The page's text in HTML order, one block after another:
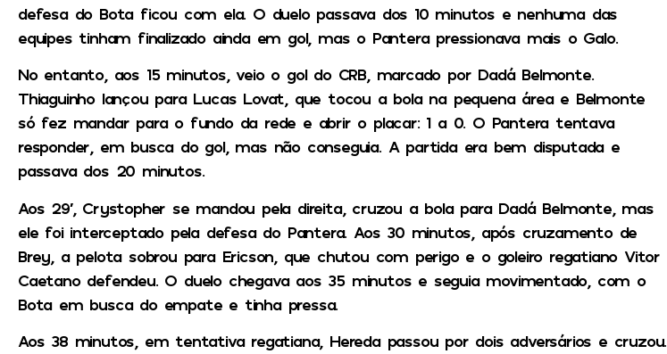
defesa do Bota ficou com ela. O duelo passava dos 10 minutos e nenhuma das
equipes tinham finalizado ainda em gol, mas o Pantera pressionava mais o Galo.
No entanto, aos 15 minutos, veio o gol do CRB, marcado por Dadá Belmonte.
Thiaguinho lançou para Lucas Lovat, que tocou a bola na pequena área e Belmonte
só fez mandar para o fundo da rede e abrir o placar: 1 a 0. O Pantera tentava
responder, em busca do gol, mas não conseguia. A partida era bem disputada e
passava dos 20 minutos.
Aos 29′, Crystopher se mandou pela direita, cruzou a bola para Dadá Belmonte, mas
ele foi interceptado pela defesa do Pantera. Aos 30 minutos, após cruzamento de
Brey, a pelota sobrou para Ericson, que chutou com perigo e o goleiro regatiano Vitor
Caetano defendeu. O duelo chegava aos 35 minutos e seguia movimentado, com o
Bota em busca do empate e tinha pressa.
Aos 38 minutos, em tentativa regatiana, Hereda passou por dois adversários e cruzou.